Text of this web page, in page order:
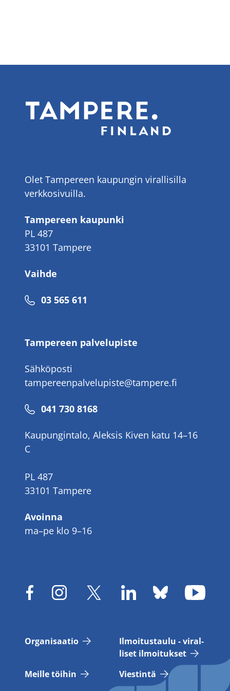
Olet Tampereen kaupungin virallisilla
verkkosivuilla.
Tampereen kaupunki
PL 487
33101 Tampere
Vaihde
Puhelinnumero
03 565 611
Tampereen palvelupiste
Sähköposti
tampereenpalvelupiste@tampere.fi
Puhelinnumero
041 730 8168
Kaupungintalo, Aleksis Kiven katu 14–16
C
PL 487
33101 Tampere
Avoinna
ma–pe klo 9–16
Or­ga­ni­saa­tio
Il­moi­tus­tau­lu - vi­ral­
li­set il­moi­tuk­set
Meil­le töi­hin
Vies­tin­tä